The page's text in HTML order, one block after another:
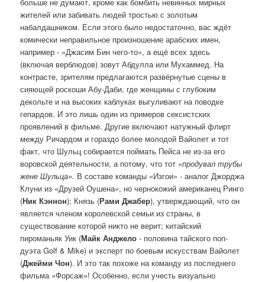
жителей или забивать людей тростью с золотым
набалдашником. Если этого было недостаточно, вас ждёт
комически неправильное произношение арабских имен,
например - «Джасим Бин чего-то», а ещё всех здесь
(включая верблюдов) зовут Абдулла или Мухаммед. На
контрасте, зрителям предлагаются развёрнутые сцены в
сияющей роскоши Абу-Даби, где женщины с глубоким
декольте и на высоких каблуках выгуливают на поводке
гепардов. И это лишь один из примеров сексистских
проявлений в фильме. Другие включают натужный флирт
между Ричардом и гораздо более молодой Вайолет и тот
факт, что Шульц собирается поймать Пейса не из-за его
воровской деятельности, а потому, что тот «продувал трубы
жене Шульца». В составе команды «Изгои» - аналог Джорджа
Клуни из «Друзей Оушена», но чернокожий американец Ринго
(Ник Кэннон); Князь (Рами Джабер), утверждающий, что он
является членом королевской семьи из страны, в
существование которой никто не верит; китайский
пироманьяк Уик (Майк Анджело - половина тайского поп-
дуэта Golf & Mike) и эксперт по боевым искусствам Вайолет
(Джейми Чон). И это так похоже на команду из последнего
фильма «Форсаж»! Особенно, если учесть визуально